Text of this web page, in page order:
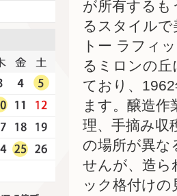
が所有する
るスタイル
トー ラフィ
るミロンの
ており、
ます。醸造
理、手摘み収
の場所が異な
せんが、造
ック格付け